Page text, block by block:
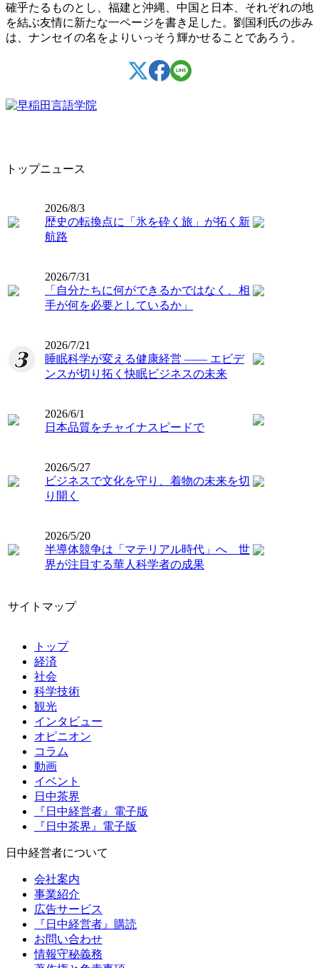
確乎たるものとし、福建と沖縄、中国と日本、それぞれの地
を結ぶ友情に新たな一ページを書き足した。劉国利氏の歩み
は、ナンセイの名をよりいっそう輝かせることであろう。
トップニュース
2026/8/3
歴史の転換点に「氷を砕く旅」が拓く新
航路
2026/7/31
「自分たちに何ができるかではなく、相
手が何を必要としているか」
2026/7/21
睡眠科学が変える健康経営 ―― エビデ
ンスが切り拓く快眠ビジネスの未来
2026/6/1
日本品質をチャイナスピードで
2026/5/27
ビジネスで文化を守り、着物の未来を切
り開く
2026/5/20
半導体競争は「マテリアル時代」へ 世
界が注目する華人科学者の成果
サイトマップ
トップ
経済
社会
科学技術
観光
インタビュー
オピニオン
コラム
動画
イベント
日中茶界
『日中経営者』電子版
『日中茶界』電子版
日中経営者について
会社案内
事業紹介
広告サービス
『日中経営者』購読
お問い合わせ
情報守秘義務